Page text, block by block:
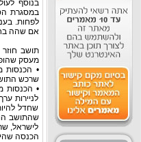
אם שהה בחו"ל במשך 3 שנים רצופות
מעסק
• הכנסות
שרכש
• הכנסות
לניירות
שחדל
שהתושב
לישראל,
הכנסה